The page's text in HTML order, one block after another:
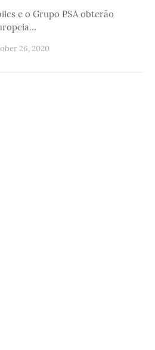
e o Grupo PSA obterão
26, 2020